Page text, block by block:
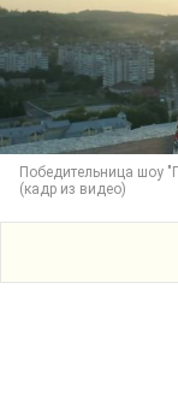
Победительница шоу
(кадр из видео)